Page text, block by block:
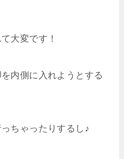
大変です！
内側に入れようとする
ちゃったりするし♪